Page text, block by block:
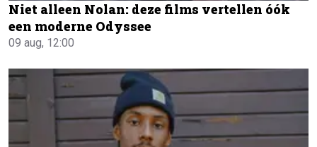
Niet alleen Nolan: deze films vertellen óók
een moderne Odyssee
09 aug, 12:00